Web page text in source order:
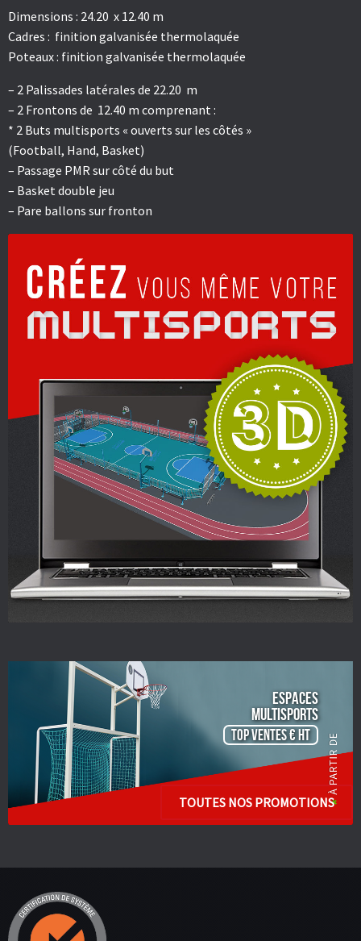
Dimensions : 24.20 x 12.40 m
Cadres : finition galvanisée thermolaquée
Poteaux : finition galvanisée thermolaquée
– 2 Palissades latérales de 22.20 m
– 2 Frontons de 12.40 m comprenant :
* 2 Buts multisports « ouverts sur les côtés »
(Football, Hand, Basket)
– Passage PMR sur côté du but
– Basket double jeu
– Pare ballons sur fronton
ESPACES
Multisports
TOP VENTES € HT
TOUTES NOS PROMOTIONS